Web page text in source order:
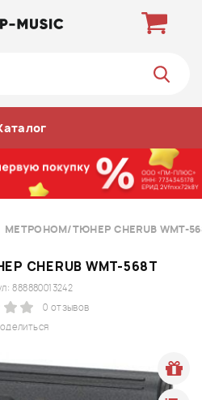
МЕТРОНОМ/ТЮНЕР CHERUB WMT-
CHERUB WMT-568T
888880013242
0 отзывов